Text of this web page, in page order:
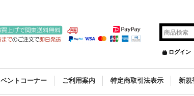
ログイン
ントコーナー ご利用案内 特定商取引法表示 新規